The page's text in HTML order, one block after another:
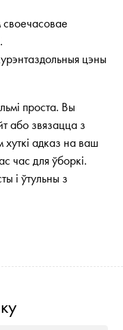
цэны
проста. Вы
або звязацца з
адказ на ваш
час для ўборкі.
і ўтульны з